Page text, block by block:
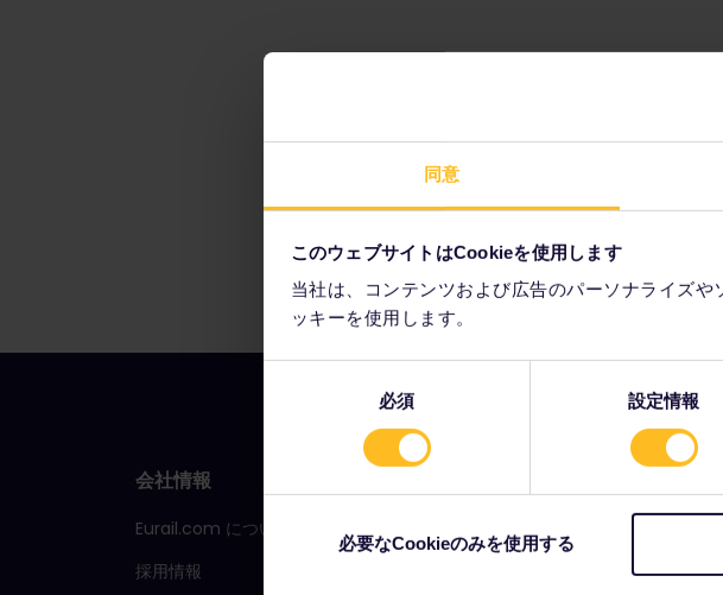
同意
このウェブサイトはCookieを使用します
当社は、コンテンツおよび広告のパーソナライズ
ッキーを使用します。
必須 設定情報
必要なCookieのみを使用する
会社情報
Eurail.com について
採用情報
ユーレイルとは？